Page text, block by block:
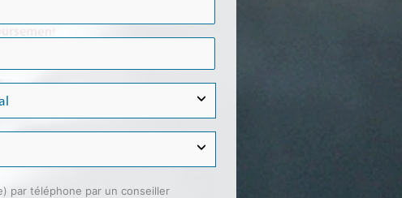
par téléphone par un conseiller